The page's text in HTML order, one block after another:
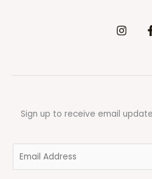
Sign up to receive email